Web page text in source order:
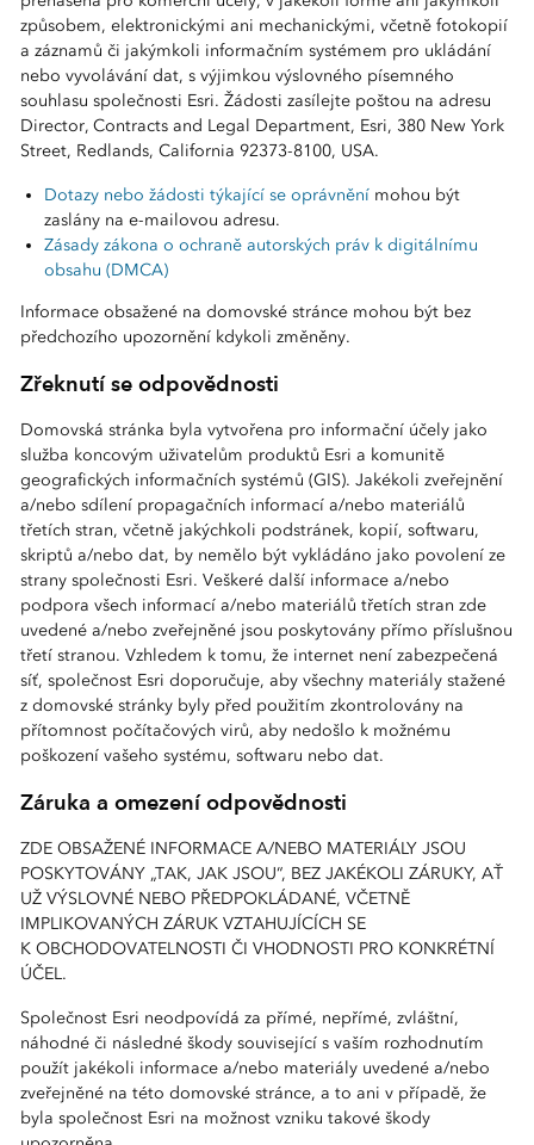
způsobem, elektronickými ani mechanickými, včetně fotokopií
a záznamů či jakýmkoli informačním systémem pro ukládání
nebo vyvolávání dat, s výjimkou výslovného písemného
souhlasu společnosti Esri. Žádosti zasílejte poštou na adresu
Director, Contracts and Legal Department, Esri, 380 New York
Street, Redlands, California 92373-8100, USA.
Dotazy nebo žádosti týkající se oprávněnímohou být
zaslány na e-mailovou adresu.
Zásady zákona o ochraně autorských práv k digitálnímu
obsahu (DMCA)
Informace obsažené na domovské stránce mohou být bez
předchozího upozornění kdykoli změněny.
Zřeknutí se odpovědnosti
Domovská stránka byla vytvořena pro informační účely jako
služba koncovým uživatelům produktů Esri a komunitě
geografických informačních systémů (GIS). Jakékoli zveřejnění
a/nebo sdílení propagačních informací a/nebo materiálů
třetích stran, včetně jakýchkoli podstránek, kopií, softwaru,
skriptů a/nebo dat, by nemělo být vykládáno jako povolení ze
strany společnosti Esri. Veškeré další informace a/nebo
podpora všech informací a/nebo materiálů třetích stran zde
uvedené a/nebo zveřejněné jsou poskytovány přímo příslušnou
třetí stranou. Vzhledem k tomu, že internet není zabezpečená
síť, společnost Esri doporučuje, aby všechny materiály stažené
z domovské stránky byly před použitím zkontrolovány na
přítomnost počítačových virů, aby nedošlo k možnému
poškození vašeho systému, softwaru nebo dat.
Záruka a omezení odpovědnosti
ZDE OBSAŽENÉ INFORMACE A/NEBO MATERIÁLY JSOU
POSKYTOVÁNY „TAK, JAK JSOU“, BEZ JAKÉKOLI ZÁRUKY, AŤ
UŽ VÝSLOVNÉ NEBO PŘEDPOKLÁDANÉ, VČETNĚ
IMPLIKOVANÝCH ZÁRUK VZTAHUJÍCÍCH SE
K OBCHODOVATELNOSTI ČI VHODNOSTI PRO KONKRÉTNÍ
ÚČEL.
Společnost Esri neodpovídá za přímé, nepřímé, zvláštní,
náhodné či následné škody související s vaším rozhodnutím
použít jakékoli informace a/nebo materiály uvedené a/nebo
zveřejněné na této domovské stránce, a to ani v případě, že
byla společnost Esri na možnost vzniku takové škody